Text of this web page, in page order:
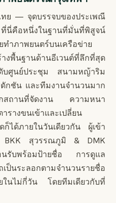
ทย — จุดบรรจบของประเพณี
คือหนึ่งในฐานที่มั่นที่พิสูจน์
ำภาพยนตร์บนเครือข่าย
งพื้นฐานด้านอีเวนต์ที่ลึกที่สุด
ศูนย์ประชุม สนามหญ้าริม
กชัน และทีมงานจำนวนมาก
กสถานที่จัดงาน ความหนา
รางขนเข้าและเปลี่ยน
ก็ได้ภายในวันเดียวกัน ผู้เข้า
BKK สุวรรณภูมิ & DMK
นรับพร้อมป้ายชื่อ การดูแล
นระลอกตามจำนวนรายชื่อ
ในไม่กี่วัน โดยทีมเดียวกับที่